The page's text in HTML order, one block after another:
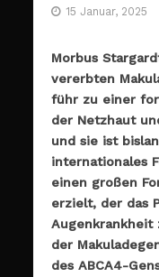
15 Januar, 2025
Morbus
vererbten
führ zu einer
der Netzhaut
und sie ist
internationales
einen großen
erzielt, der das
Augenkrankheit
der
des ABCA4-